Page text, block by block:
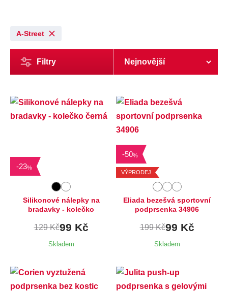
A-Street
Filtry
-23%
Silikonové nálepky na
bradavky - kolečko
129 Kč99 Kč
Skladem
-50%
VÝPRODEJ
Eliada bezešvá sportovní
podprsenka 34906
199 Kč99 Kč
Skladem